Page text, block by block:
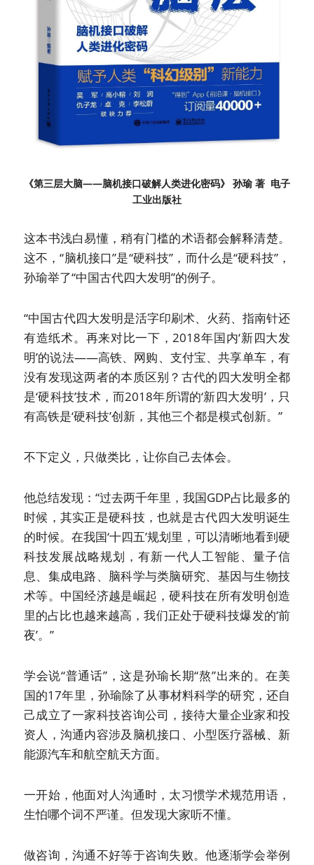
《第三层大脑——脑机接口破解人类进化密码》 孙瑜 著  电子
工业出版社
这本书浅白易懂，稍有门槛的术语都会解释清楚。
这不，“脑机接口”是“硬科技”，而什么是“硬科技”，
孙瑜举了“中国古代四大发明”的例子。
“中国古代四大发明是活字印刷术、火药、指南针还
有造纸术。再来对比一下，2018年国内‘新四大发
明’的说法——高铁、网购、支付宝、共享单车，有
没有发现这两者的本质区别？古代的四大发明全都
是‘硬科技’技术，而2018年所谓的‘新四大发明’，只
有高铁是‘硬科技’创新，其他三个都是模式创新。”
不下定义，只做类比，让你自己去体会。
他总结发现：“过去两千年里，我国GDP占比最多的
时候，其实正是硬科技，也就是古代四大发明诞生
的时候。在我国‘十四五’规划里，可以清晰地看到硬
科技发展战略规划，有新一代人工智能、量子信
息、集成电路、脑科学与类脑研究、基因与生物技
术等。中国经济越是崛起，硬科技在所有发明创造
里的占比也越来越高，我们正处于硬科技爆发的‘前
夜’。”
学会说“普通话”，这是孙瑜长期“熬”出来的。在美
国的17年里，孙瑜除了从事材料科学的研究，还自
己成立了一家科技咨询公司，接待大量企业家和投
资人，沟通内容涉及脑机接口、小型医疗器械、新
能源汽车和航空航天方面。
一开始，他面对人沟通时，太习惯学术规范用语，
生怕哪个词不严谨。但发现大家听不懂。
做咨询，沟通不好等于咨询失败。他逐渐学会举例